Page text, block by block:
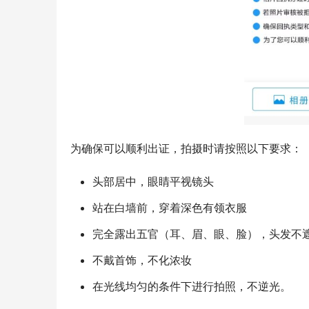
为确保可以顺利出证，拍摄时请按照以下要求：
头部居中，眼睛平视镜头
站在白墙前，穿着深色有领衣服
完全露出五官（耳、眉、眼、脸），头发不
不戴首饰，不化浓妆
在光线均匀的条件下进行拍照，不逆光。